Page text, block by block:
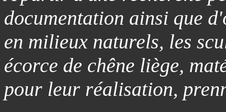
documentation ainsi que
en milieux naturels, les
écorce de chêne liège,
pour leur réalisation,